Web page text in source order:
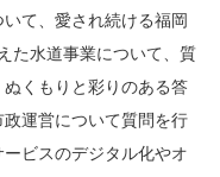
て、愛され続ける福岡
た水道事業について、質
くもりと彩りのある答
運営について質問を行
ビスのデジタル化やオ